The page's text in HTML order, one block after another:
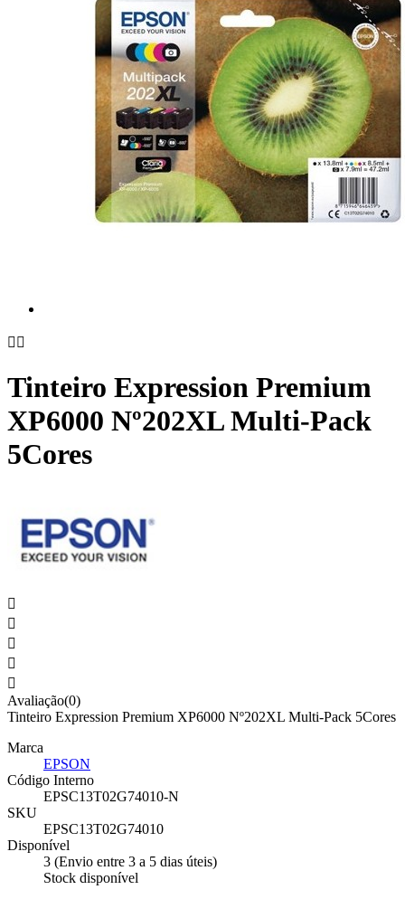
 
Tinteiro Expression Premium
XP6000 Nº202XL Multi-Pack
5Cores





Avaliação(0)
Tinteiro Expression Premium XP6000 Nº202XL Multi-Pack 5Cores
Marca
EPSON
Código Interno
EPSC13T02G74010-N
SKU
EPSC13T02G74010
Disponível
3 (Envio entre 3 a 5 dias úteis)
Stock disponível